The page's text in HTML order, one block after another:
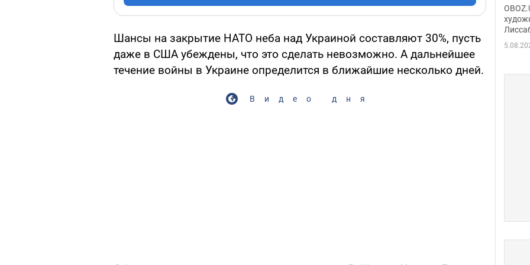
Шансы на закрытие НАТО неба над Украиной составляют 30%, пусть
даже в США убеждены, что это сделать невозможно. А дальнейшее
течение войны в Украине определится в ближайшие несколько дней.
Видео дня
сына